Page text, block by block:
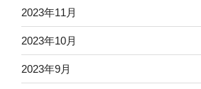
2023年11月
2023年10月
2023年9月